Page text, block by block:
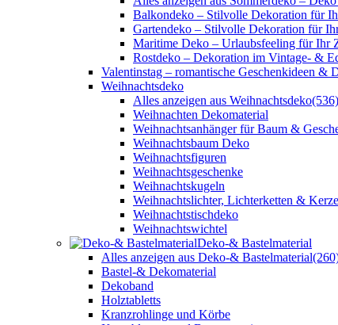
Balkondeko – Stilvolle Dekoration für
Gartendeko – Stilvolle Dekoration für
Maritime Deko – Urlaubsfeeling für Ihr
Rostdeko – Dekoration im Vintage- &
Valentinstag – romantische Geschenkideen &
Weihnachtsdeko
Alles anzeigen aus Weihnachtsdeko(536)
Weihnachten Dekomaterial
Weihnachtsanhänger für Baum &
Weihnachtsbaum Deko
Weihnachtsfiguren
Weihnachtsgeschenke
Weihnachtskugeln
Weihnachtslichter, Lichterketten &
Weihnachtstischdeko
Weihnachtswichtel
Deko-& Bastelmaterial
Alles anzeigen aus Deko-& Bastelmaterial
Bastel-& Dekomaterial
Dekoband
Holztabletts
Kranzrohlinge und Körbe